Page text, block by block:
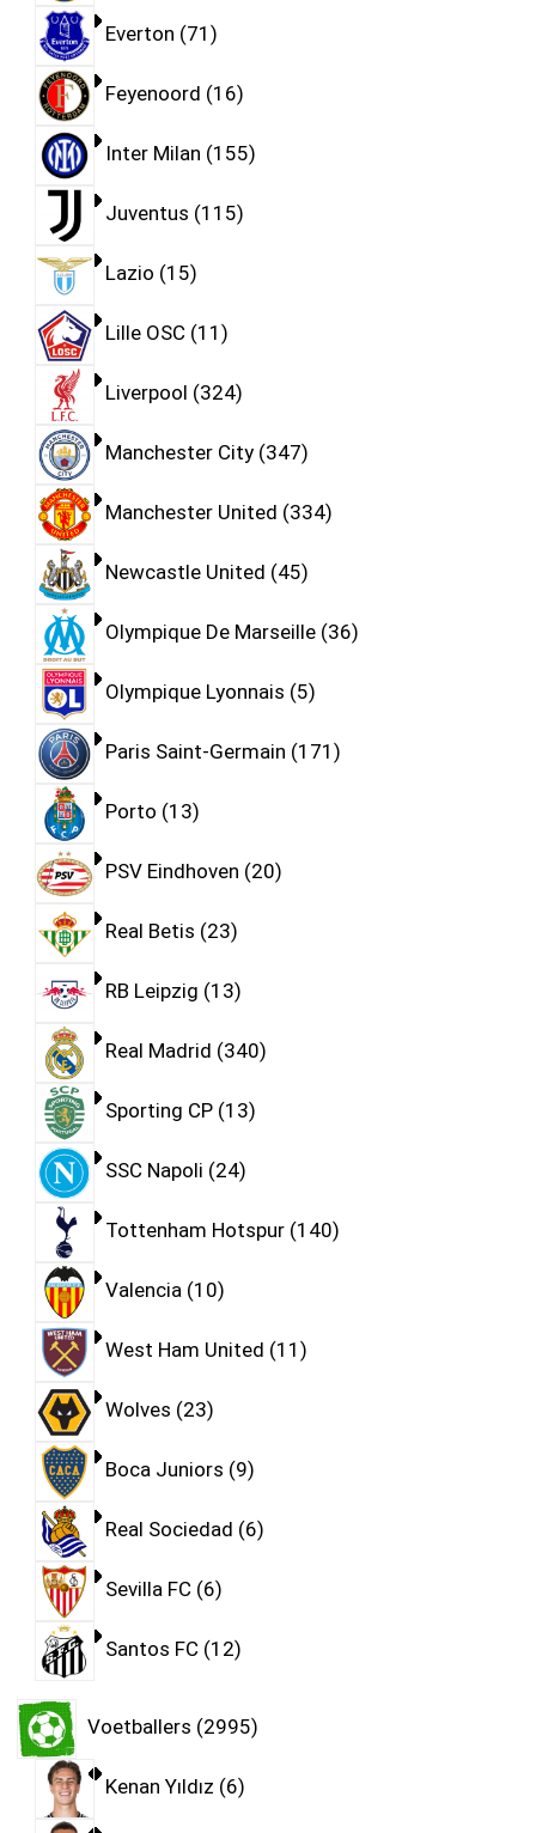
Everton 71
Feyenoord 16
Inter Milan 155
Juventus 115
Lazio 15
Lille OSC 11
Liverpool 324
Manchester City 347
Manchester United 334
Newcastle United 45
Olympique De Marseille 36
Olympique Lyonnais 5
Paris Saint-Germain 171
Porto 13
PSV Eindhoven 20
Real Betis 23
RB Leipzig 13
Real Madrid 340
Sporting CP 13
SSC Napoli 24
Tottenham Hotspur 140
Valencia 10
West Ham United 11
Wolves 23
Boca Juniors 9
Real Sociedad 6
Sevilla FC 6
Santos FC 12
Voetballers 2995
Kenan Yıldız 6